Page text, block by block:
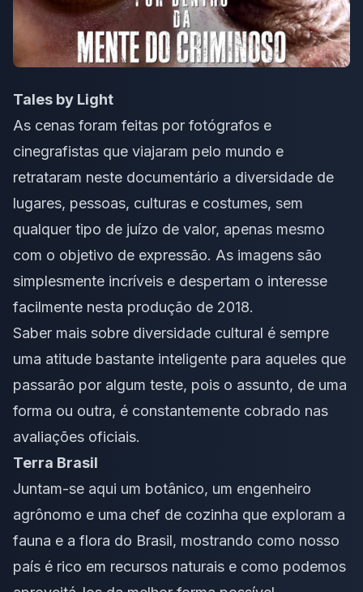
Tales by Light
As cenas foram feitas por fotógrafos e
cinegrafistas que viajaram pelo mundo e
retrataram neste documentário a diversidade de
lugares, pessoas, culturas e costumes, sem
qualquer tipo de juízo de valor, apenas mesmo
com o objetivo de expressão. As imagens são
simplesmente incríveis e despertam o interesse
facilmente nesta produção de 2018.
Saber mais sobre diversidade cultural é sempre
uma atitude bastante inteligente para aqueles que
passarão por algum teste, pois o assunto, de uma
forma ou outra, é constantemente cobrado nas
avaliações oficiais.
Terra Brasil
Juntam-se aqui um botânico, um engenheiro
agrônomo e uma chef de cozinha que exploram a
fauna e a flora do Brasil, mostrando como nosso
país é rico em recursos naturais e como podemos